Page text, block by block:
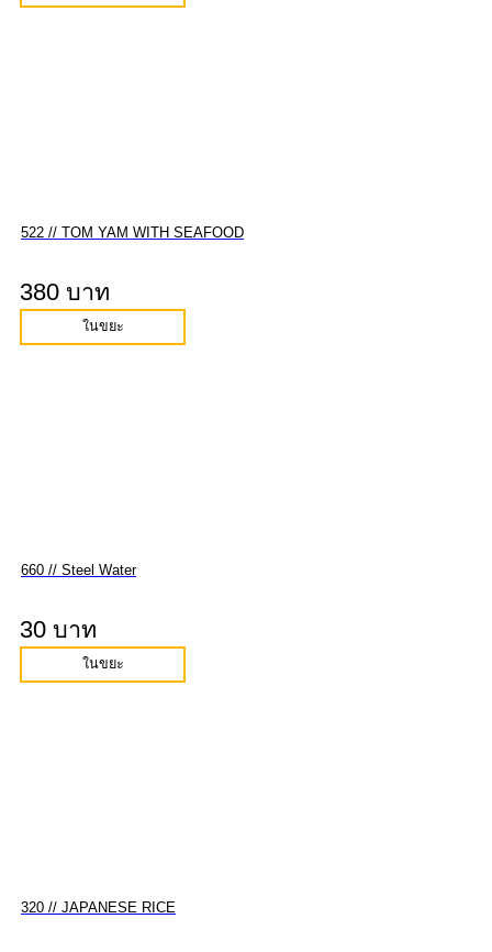
522 // TOM YAM WITH SEAFOOD
380 บาท
ในขยะ
660 // Steel Water
30 บาท
ในขยะ
320 // JAPANESE RICE